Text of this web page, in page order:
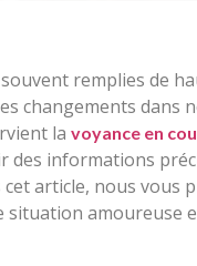
remplies de
changements dans
la voyance en
des informations
article, nous vous
amoureuse